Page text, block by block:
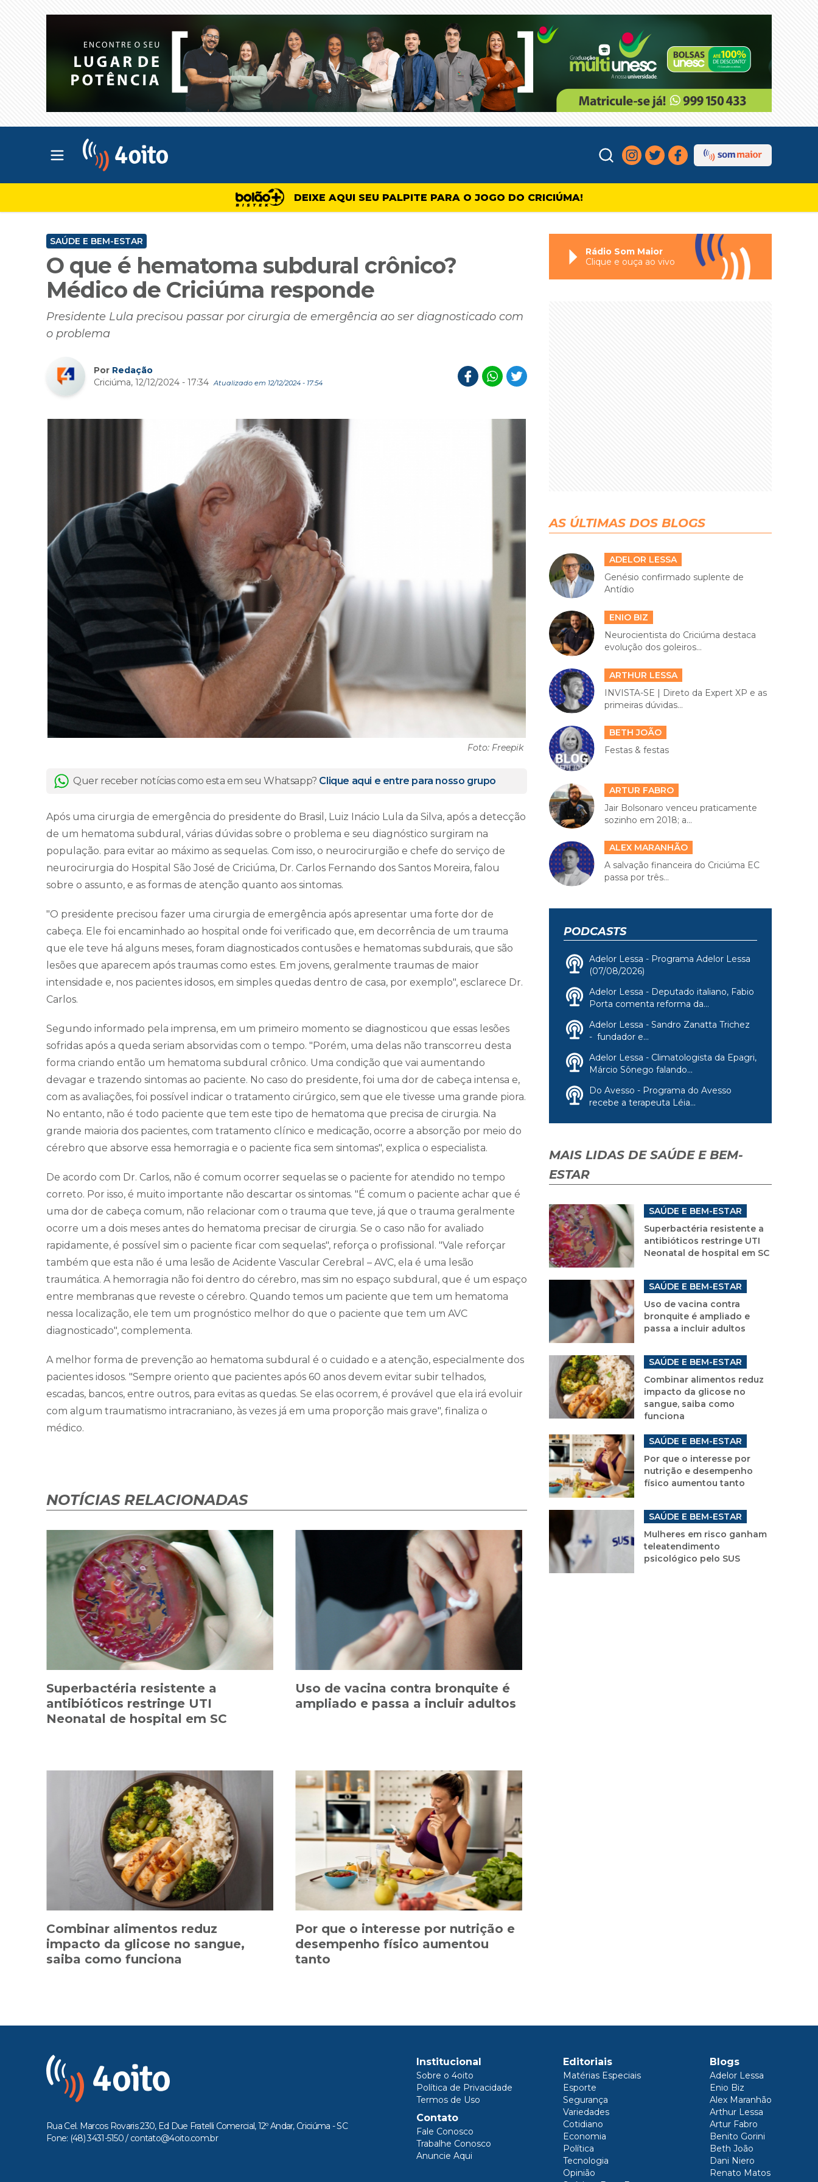
Abrir menu principal
DEIXE AQUI SEU PALPITE PARA O JOGO DO CRICIÚMA!
SAÚDE E BEM-ESTAR
O que é hematoma subdural crônico?
Médico de Criciúma responde
Presidente Lula precisou passar por cirurgia de emergência ao ser diagnosticado com
o problema
Por Redação
Criciúma, 12/12/2024 - 17:34 Atualizado em 12/12/2024 - 17:54
Foto: Freepik
Quer receber notícias como esta em seu Whatsapp? Clique aqui e entre para nosso grupo
Após uma cirurgia de emergência do presidente do Brasil, Luiz Inácio Lula da Silva, após a detecção
de um hematoma subdural, várias dúvidas sobre o problema e seu diagnóstico surgiram na
população. para evitar ao máximo as sequelas. Com isso, o neurocirurgião e chefe do serviço de
neurocirurgia do Hospital São José de Criciúma, Dr. Carlos Fernando dos Santos Moreira, falou
sobre o assunto, e as formas de atenção quanto aos sintomas.
"O presidente precisou fazer uma cirurgia de emergência após apresentar uma forte dor de
cabeça. Ele foi encaminhado ao hospital onde foi verificado que, em decorrência de um trauma
que ele teve há alguns meses, foram diagnosticados contusões e hematomas subdurais, que são
lesões que aparecem após traumas como estes. Em jovens, geralmente traumas de maior
intensidade e, nos pacientes idosos, em simples quedas dentro de casa, por exemplo", esclarece Dr.
Carlos.
Segundo informado pela imprensa, em um primeiro momento se diagnosticou que essas lesões
sofridas após a queda seriam absorvidas com o tempo. "Porém, uma delas não transcorreu desta
forma criando então um hematoma subdural crônico. Uma condição que vai aumentando
devagar e trazendo sintomas ao paciente. No caso do presidente, foi uma dor de cabeça intensa e,
com as avaliações, foi possível indicar o tratamento cirúrgico, sem que ele tivesse uma grande piora.
No entanto, não é todo paciente que tem este tipo de hematoma que precisa de cirurgia. Na
grande maioria dos pacientes, com tratamento clínico e medicação, ocorre a absorção por meio do
cérebro que absorve essa hemorragia e o paciente fica sem sintomas", explica o especialista.
De acordo com Dr. Carlos, não é comum ocorrer sequelas se o paciente for atendido no tempo
correto. Por isso, é muito importante não descartar os sintomas. "É comum o paciente achar que é
uma dor de cabeça comum, não relacionar com o trauma que teve, já que o trauma geralmente
ocorre um a dois meses antes do hematoma precisar de cirurgia. Se o caso não for avaliado
rapidamente, é possível sim o paciente ficar com sequelas", reforça o profissional. "Vale reforçar
também que esta não é uma lesão de Acidente Vascular Cerebral – AVC, ela é uma lesão
traumática. A hemorragia não foi dentro do cérebro, mas sim no espaço subdural, que é um espaço
entre membranas que reveste o cérebro. Quando temos um paciente que tem um hematoma
nessa localização, ele tem um prognóstico melhor do que o paciente que tem um AVC
diagnosticado", complementa.
A melhor forma de prevenção ao hematoma subdural é o cuidado e a atenção, especialmente dos
pacientes idosos. "Sempre oriento que pacientes após 60 anos devem evitar subir telhados,
escadas, bancos, entre outros, para evitas as quedas. Se elas ocorrem, é provável que ela irá evoluir
com algum traumatismo intracraniano, às vezes já em uma proporção mais grave", finaliza o
médico.
NOTÍCIAS RELACIONADAS
Superbactéria resistente a
antibióticos restringe UTI
Neonatal de hospital em SC
Uso de vacina contra bronquite é
ampliado e passa a incluir adultos
Combinar alimentos reduz
impacto da glicose no sangue,
saiba como funciona
Por que o interesse por nutrição e
desempenho físico aumentou
tanto
Rádio Som Maior
Clique e ouça ao vivo
AS ÚLTIMAS DOS BLOGS
ADELOR LESSA
Genésio confirmado suplente de
Antídio
ENIO BIZ
Neurocientista do Criciúma destaca
evolução dos goleiros...
ARTHUR LESSA
INVISTA-SE | Direto da Expert XP e as
primeiras dúvidas...
BETH JOÃO
Festas & festas
ARTUR FABRO
Jair Bolsonaro venceu praticamente
sozinho em 2018; a...
ALEX MARANHÃO
A salvação financeira do Criciúma EC
passa por três...
PODCASTS
Adelor Lessa - Programa Adelor Lessa
(07/08/2026)
Adelor Lessa - Deputado italiano, Fabio
Porta comenta reforma da...
Adelor Lessa - Sandro Zanatta Trichez
- fundador e...
Adelor Lessa - Climatologista da Epagri,
Márcio Sônego falando...
Do Avesso - Programa do Avesso
recebe a terapeuta Léia...
MAIS LIDAS DE SAÚDE E BEM-
ESTAR
SAÚDE E BEM-ESTAR
Superbactéria resistente a
antibióticos restringe UTI
Neonatal de hospital em SC
SAÚDE E BEM-ESTAR
Uso de vacina contra
bronquite é ampliado e
passa a incluir adultos
SAÚDE E BEM-ESTAR
Combinar alimentos reduz
impacto da glicose no
sangue, saiba como
funciona
SAÚDE E BEM-ESTAR
Por que o interesse por
nutrição e desempenho
físico aumentou tanto
SAÚDE E BEM-ESTAR
Mulheres em risco ganham
teleatendimento
psicológico pelo SUS
Rua Cel. Marcos Rovaris 230, Ed Due Fratelli Comercial, 12º Andar, Criciúma - SC
Fone: (48) 3431-5150 / contato@4oito.com.br
Institucional
Sobre o 4oito
Política de Privacidade
Termos de Uso
Contato
Fale Conosco
Trabalhe Conosco
Anuncie Aqui
Editoriais
Matérias Especiais
Esporte
Segurança
Variedades
Cotidiano
Economia
Política
Tecnologia
Opinião
Blogs
Adelor Lessa
Enio Biz
Alex Maranhão
Arthur Lessa
Artur Fabro
Benito Gorini
Beth João
Dani Niero
Renato Matos